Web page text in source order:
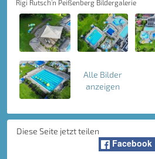
Rigi Rutsch'n Peißenberg Bildergalerie
Alle Bilder
anzeigen
Diese Seite jetzt teilen
Facebook